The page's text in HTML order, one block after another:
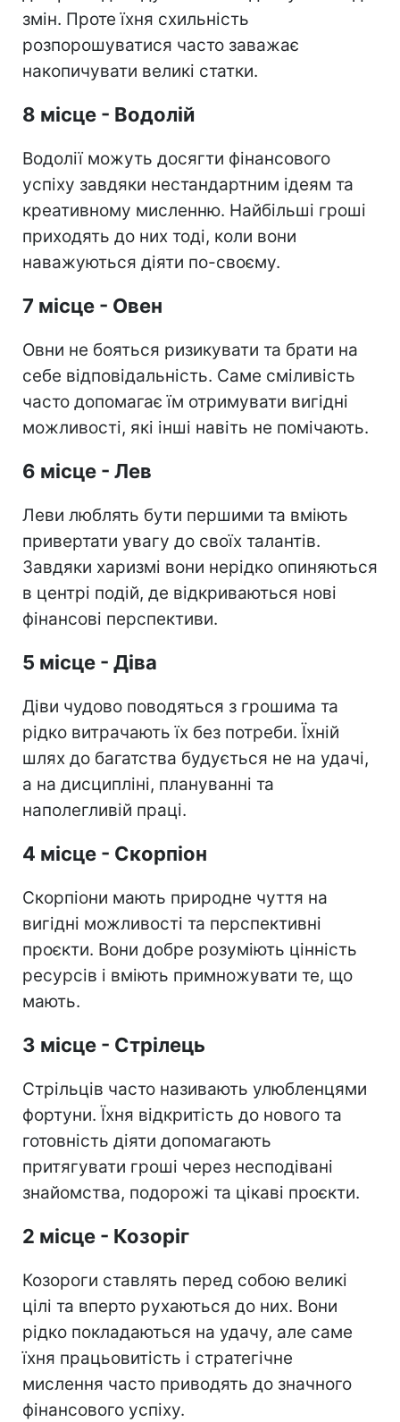
змін. Проте їхня схильність
розпорошуватися часто заважає
накопичувати великі статки.
8 місце - Водолій
Водолії можуть досягти фінансового
успіху завдяки нестандартним ідеям та
креативному мисленню. Найбільші гроші
приходять до них тоді, коли вони
наважуються діяти по-своєму.
7 місце - Овен
Овни не бояться ризикувати та брати на
себе відповідальність. Саме сміливість
часто допомагає їм отримувати вигідні
можливості, які інші навіть не помічають.
6 місце - Лев
Леви люблять бути першими та вміють
привертати увагу до своїх талантів.
Завдяки харизмі вони нерідко опиняються
в центрі подій, де відкриваються нові
фінансові перспективи.
5 місце - Діва
Діви чудово поводяться з грошима та
рідко витрачають їх без потреби. Їхній
шлях до багатства будується не на удачі,
а на дисципліні, плануванні та
наполегливій праці.
4 місце - Скорпіон
Скорпіони мають природне чуття на
вигідні можливості та перспективні
проєкти. Вони добре розуміють цінність
ресурсів і вміють примножувати те, що
мають.
3 місце - Стрілець
Стрільців часто називають улюбленцями
фортуни. Їхня відкритість до нового та
готовність діяти допомагають
притягувати гроші через несподівані
знайомства, подорожі та цікаві проєкти.
2 місце - Козоріг
Козороги ставлять перед собою великі
цілі та вперто рухаються до них. Вони
рідко покладаються на удачу, але саме
їхня працьовитість і стратегічне
мислення часто приводять до значного
фінансового успіху.